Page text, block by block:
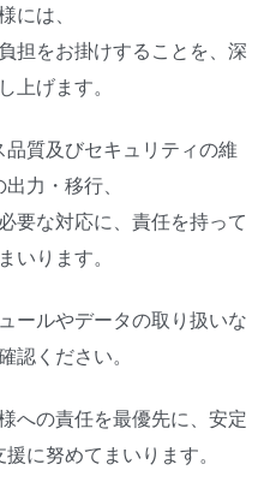
には、
担をお掛けすることを、深
上げます。
質及びセキュリティの維
力・移行、
要な対応に、責任を持って
いります。
ールやデータの取り扱いな
認ください。
への責任を最優先に、安定
に努めてまいります。